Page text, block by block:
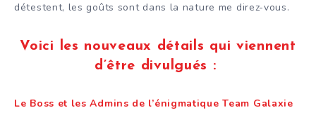
détestent, les goûts sont dans la nature me direz-vous.
Voici les nouveaux détails qui viennent
d’être divulgués :
Le Boss et les Admins de l’énigmatique Team Galaxie